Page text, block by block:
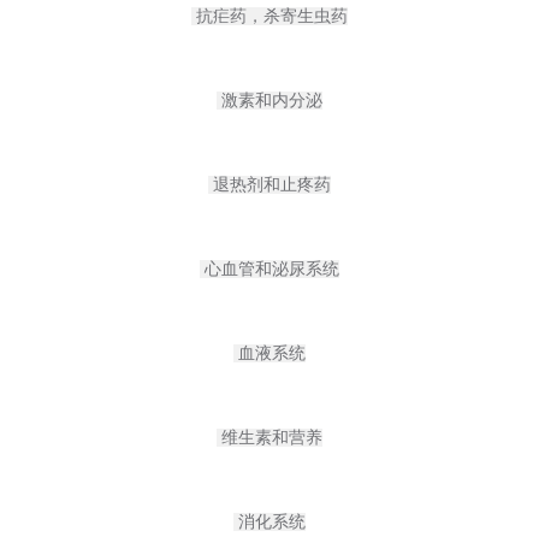
抗疟药，杀寄生虫药
激素和内分泌
退热剂和止疼药
心血管和泌尿系统
血液系统
维生素和营养
消化系统